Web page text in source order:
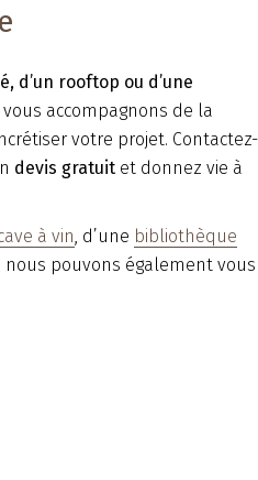
d’un rooftop ou d’une
vous accompagnons de la
votre projet. Contactez-
devis gratuit et donnez vie à
à vin, d’une bibliothèque
nous pouvons également vous